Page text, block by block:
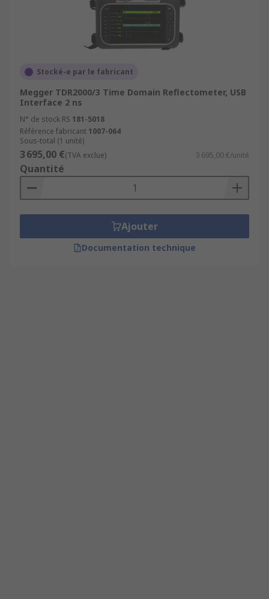
Stocké-e par le fabricant
Megger TDR2000/3 Time Domain Reflectometer, USB
Interface 2 ns
N° de stock RS 181-5018
Référence fabricant 1007-064
Sous-total (1 unité)
3 695,00 €(TVA exclue) 3 695,00 €/unité
Quantité
Ajouter
Documentation technique